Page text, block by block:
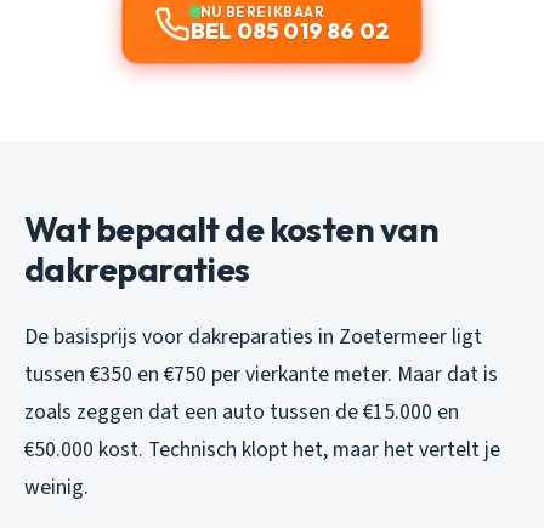
NU BEREIKBAAR
BEL 085 019 86 02
Wat bepaalt de kosten van
dakreparaties
De basisprijs voor dakreparaties in Zoetermeer ligt
tussen €350 en €750 per vierkante meter. Maar dat is
zoals zeggen dat een auto tussen de €15.000 en
€50.000 kost. Technisch klopt het, maar het vertelt je
weinig.